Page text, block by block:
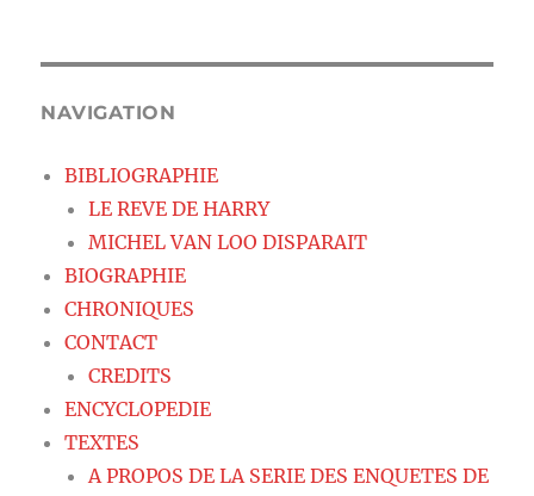
NAVIGATION
BIBLIOGRAPHIE
LE REVE DE HARRY
MICHEL VAN LOO DISPARAIT
BIOGRAPHIE
CHRONIQUES
CONTACT
CREDITS
ENCYCLOPEDIE
TEXTES
A PROPOS DE LA SERIE DES ENQUETES DE